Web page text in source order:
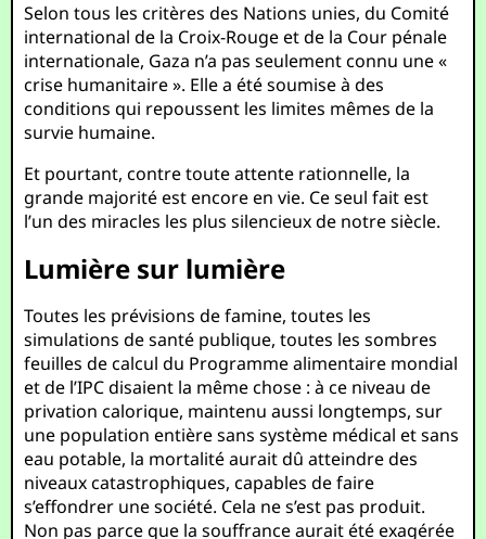
Selon tous les critères des Nations unies, du Comité
international de la Croix-Rouge et de la Cour pénale
internationale, Gaza n’a pas seulement connu une «
crise humanitaire ». Elle a été soumise à des
conditions qui repoussent les limites mêmes de la
survie humaine.
Et pourtant, contre toute attente rationnelle, la
grande majorité est encore en vie. Ce seul fait est
l’un des miracles les plus silencieux de notre siècle.
Lumière sur lumière
Toutes les prévisions de famine, toutes les
simulations de santé publique, toutes les sombres
feuilles de calcul du Programme alimentaire mondial
et de l’IPC disaient la même chose : à ce niveau de
privation calorique, maintenu aussi longtemps, sur
une population entière sans système médical et sans
eau potable, la mortalité aurait dû atteindre des
niveaux catastrophiques, capables de faire
s’effondrer une société. Cela ne s’est pas produit.
Non pas parce que la souffrance aurait été exagérée